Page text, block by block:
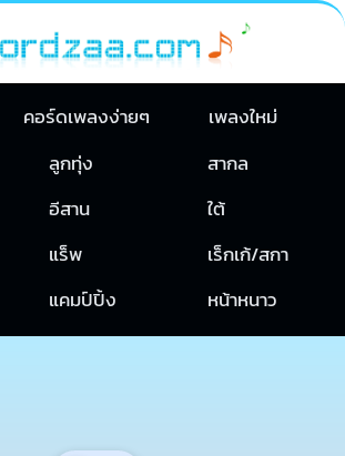
คอร์ดเพลงง่ายๆ
เพลงใหม่
ลูกทุ่ง
สากล
อีสาน
ใต้
แร็พ
เร็กเก้/สกา
แคมป์ปิ้ง หน้าหนาว